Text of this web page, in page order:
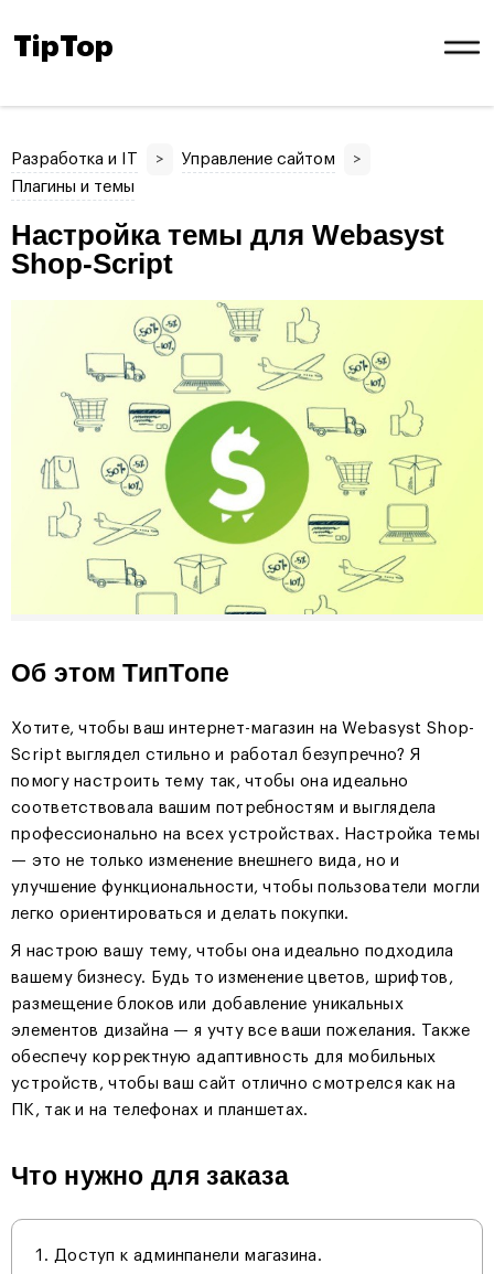
TipTop
Разработка и IT > Управление сайтом
>
Плагины и темы
Настройка темы для Webasyst
Shop-Script
Об этом ТипТопе
Хотите, чтобы ваш интернет-магазин на Webasyst Shop-
Script выглядел стильно и работал безупречно? Я
помогу настроить тему так, чтобы она идеально
соответствовала вашим потребностям и выглядела
профессионально на всех устройствах. Настройка темы
— это не только изменение внешнего вида, но и
улучшение функциональности, чтобы пользователи могли
легко ориентироваться и делать покупки.
Я настрою вашу тему, чтобы она идеально подходила
вашему бизнесу. Будь то изменение цветов, шрифтов,
размещение блоков или добавление уникальных
элементов дизайна — я учту все ваши пожелания. Также
обеспечу корректную адаптивность для мобильных
устройств, чтобы ваш сайт отлично смотрелся как на
ПК, так и на телефонах и планшетах.
Что нужно для заказа
Доступ к админпанели магазина.